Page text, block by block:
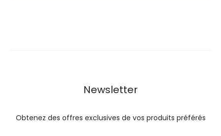
Newsletter
Obtenez des offres exclusives de vos produits préférés